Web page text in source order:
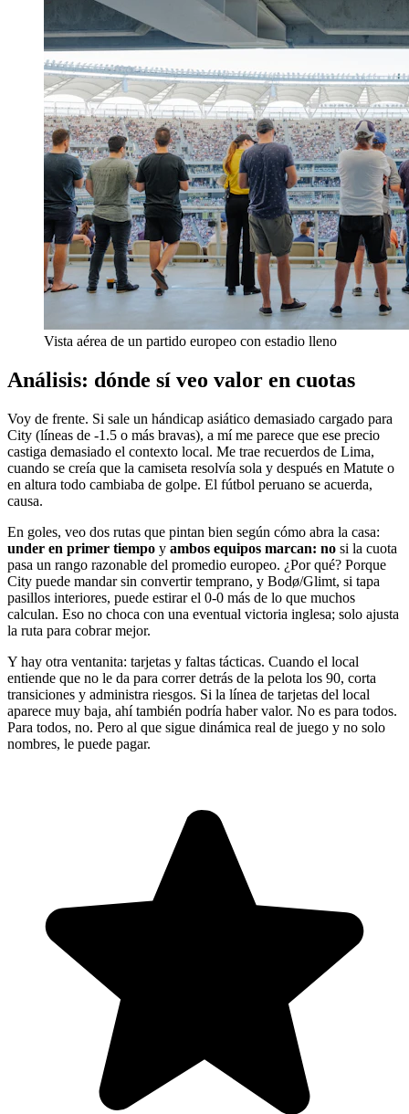
Vista aérea de un partido europeo con estadio lleno
Análisis: dónde sí veo valor en cuotas
Voy de frente. Si sale un hándicap asiático demasiado cargado para
City (líneas de -1.5 o más bravas), a mí me parece que ese precio
castiga demasiado el contexto local. Me trae recuerdos de Lima,
cuando se creía que la camiseta resolvía sola y después en Matute o
en altura todo cambiaba de golpe. El fútbol peruano se acuerda,
causa.
En goles, veo dos rutas que pintan bien según cómo abra la casa:
under en primer tiempo y ambos equipos marcan: no si la cuota
pasa un rango razonable del promedio europeo. ¿Por qué? Porque
City puede mandar sin convertir temprano, y Bodø/Glimt, si tapa
pasillos interiores, puede estirar el 0-0 más de lo que muchos
calculan. Eso no choca con una eventual victoria inglesa; solo ajusta
la ruta para cobrar mejor.
Y hay otra ventanita: tarjetas y faltas tácticas. Cuando el local
entiende que no le da para correr detrás de la pelota los 90, corta
transiciones y administra riesgos. Si la línea de tarjetas del local
aparece muy baja, ahí también podría haber valor. No es para todos.
Para todos, no. Pero al que sigue dinámica real de juego y no solo
nombres, le puede pagar.